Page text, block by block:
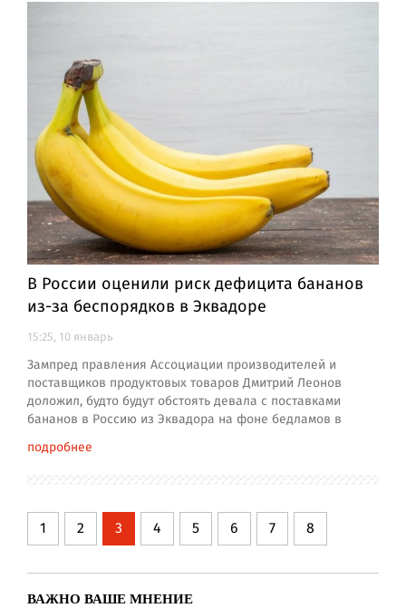
В России оценили риск дефицита бананов
из-за беспорядков в Эквадоре
15:25, 10 январь
Зампред правления Ассоциации производителей и
поставщиков продуктовых товаров Дмитрий Леонов
доложил, будто будут обстоять девала с поставками
бананов в Россию из Эквадора на фоне бедламов в
подробнее
1 2 3 4 5 6 7 8
ВАЖНО ВАШЕ МНЕНИЕ